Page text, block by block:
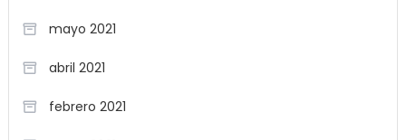
mayo 2021
abril 2021
febrero 2021